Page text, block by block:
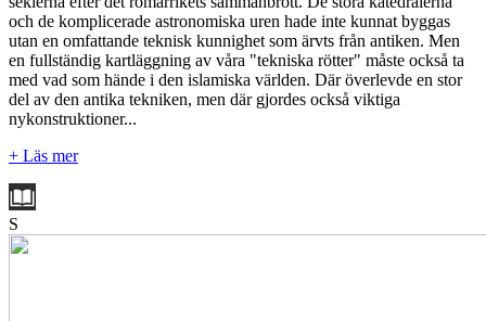
och de komplicerade astronomiska uren hade inte kunnat byggas
utan en omfattande teknisk kunnighet som ärvts från antiken. Men
en fullständig kartläggning av våra "tekniska rötter" måste också ta
med vad som hände i den islamiska världen. Där överlevde en stor
del av den antika tekniken, men där gjordes också viktiga
nykonstruktioner...
+ Läs mer
S